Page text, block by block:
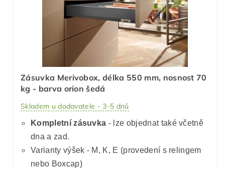
Zásuvka Merivobox, délka 550 mm, nosnost 70
kg - barva orion šedá
Skladem u dodavatele - 3-5 dnů
Kompletní zásuvka - lze objednat také včetně
dna a zad.
Varianty výšek - M, K, E (provedení s relingem
nebo Boxcap)